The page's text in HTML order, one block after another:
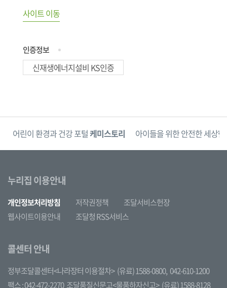
사이트 이동
인증정보
신재생에너지설비 KS인증
어린이 환경과 건강 포털케미스토리 아이들을 위한 안전한 세상
누리집 이용안내
개인정보처리방침 저작권정책
조달서비스헌장
웹사이트이용안내
조달청 RSS서비스
콜센터 안내
정부조달콜센터<나라장터 이용절차> (유료) 1588-0800, 042-610-1200
팩스 : 042-472-2270 조달품질신문고<물품하자신고> (유료) 1588-8128